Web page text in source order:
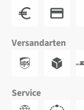
Versandarten
Service